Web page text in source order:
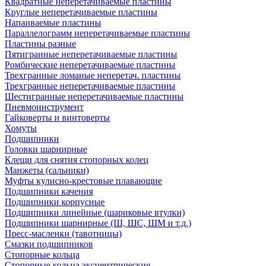
Круглые неперетачиваемые пластины
Напаиваемые пластины
Параллелограмм неперетачиваемые пластины
Пластины разные
Пятигранные неперетачиваемые пластины
Ромбические неперетачиваемые пластины
Трехгранные ломаные неперетач. пластины
Трехгранные неперетачиваемые пластины
Шестигранные неперетачиваемые пластины
Пневмоинструмент
Гайковерты и винтоверты
Хомуты
Подшипники
Головки шарнирные
Клещи для снятия стопорных колец
Манжеты (сальники)
Муфты кулисно-крестовые плавающие
Подшипники качения
Подшипники корпусные
Подшипники линейные (шариковые втулки)
Подшипники шарнирные (Ш, ШС, ШМ и т.д.)
Пресс-масленки (тавотницы)
Смазки подшипников
Стопорные кольца